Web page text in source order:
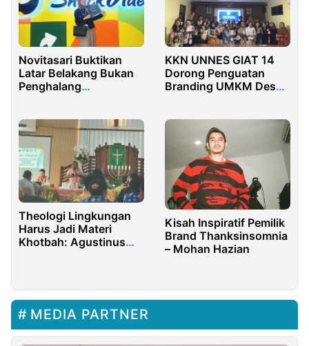
Novitasari Buktikan
Latar Belakang Bukan
Penghalang
KKN UNNES GIAT 14
Dorong Penguatan
Branding UMKM Desa
Theologi Lingkungan
Harus Jadi Materi
Khotbah: Agustinus
Kisah Inspiratif Pemilik
Brand Thanksinsomnia
– Mohan Hazian
MEDIA PARTNER